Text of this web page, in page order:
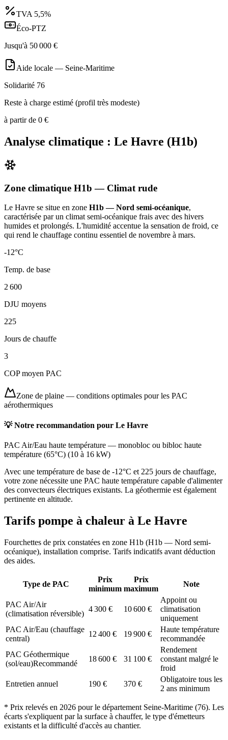
TVA 5,5%
Éco-PTZ
Jusqu'à 50 000 €
Aide locale — Seine-Maritime
Solidarité 76
Reste à charge estimé (profil très modeste)
à partir de 0 €
Analyse climatique : Le Havre (H1b)
Zone climatique H1b — Climat rude
Le Havre se situe en zone H1b — Nord semi-océanique,
caractérisée par un climat semi-océanique frais avec des hivers
humides et prolongés. L'humidité accentue la sensation de froid, ce
qui rend le chauffage continu essentiel de novembre à mars.
-12°C
Temp. de base
2 600
DJU moyens
225
Jours de chauffe
3
COP moyen PAC
Zone de plaine — conditions optimales pour les PAC
aérothermiques
💡 Notre recommandation pour Le Havre
PAC Air/Eau haute température — monobloc ou bibloc haute
température (65°C) (10 à 16 kW)
Avec une température de base de -12°C et 225 jours de chauffage,
votre zone nécessite une PAC haute température capable d'alimenter
des convecteurs électriques existants. La géothermie est également
pertinente en altitude.
Tarifs pompe à chaleur à Le Havre
Fourchettes de prix constatées en zone H1b (H1b — Nord semi-
océanique), installation comprise. Tarifs indicatifs avant déduction
des aides.
Type de PAC
Prix
minimum
Prix
maximum
Note
PAC Air/Air
(climatisation réversible)
4 300 € 10 600 €
Appoint ou
climatisation
uniquement
PAC Air/Eau (chauffage
central)
12 400 € 19 900 €
Haute température
recommandée
PAC Géothermique
(sol/eau)Recommandé
18 600 € 31 100 €
Rendement
constant malgré le
froid
Entretien annuel
190 € 370 €
Obligatoire tous les
2 ans minimum
* Prix relevés en 2026 pour le département Seine-Maritime (76). Les
écarts s'expliquent par la surface à chauffer, le type d'émetteurs
existants et la difficulté d'accès au chantier.